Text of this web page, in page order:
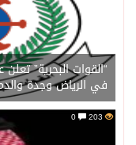
“القوات البحرية”
في الرياض وجدة
203